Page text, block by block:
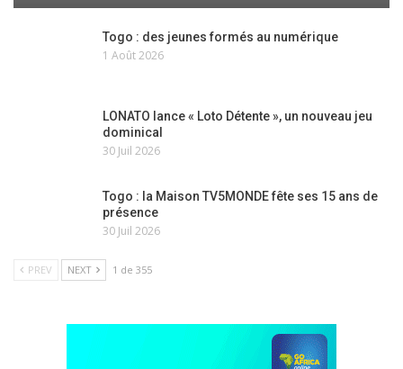
Togo : des jeunes formés au numérique
1 Août 2026
LONATO lance « Loto Détente », un nouveau jeu
dominical
30 Juil 2026
Togo : la Maison TV5MONDE fête ses 15 ans de
présence
30 Juil 2026
PREV NEXT 1 de 355